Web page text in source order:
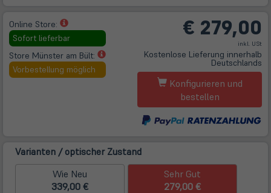
Online Store:
(öffnet
in
neuem
Tab)
Sofort lieferbar
Store Münster am Bült:
(öffnet
in
neuem
Vorbestellung möglich
€ 279,00
inkl. USt
Kostenlose Lieferung innerhalb
Deutschlands
Konfigurieren und
bestellen
Varianten / optischer Zustand
Wie Neu
339,00 €
Sehr Gut
279,00 €